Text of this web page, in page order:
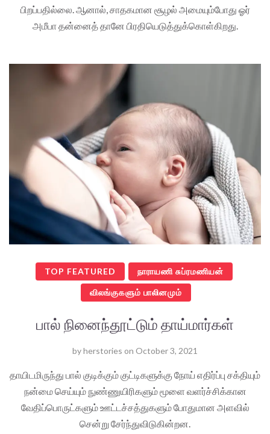
பிறப்பதில்லை. ஆனால், சாதகமான சூழல் அமையும்போது ஓர்
அமீபா தன்னைத் தானே பிரதியெடுத்துக்கொள்கிறது.
TOP FEATURED நாராயணி சுப்ரமணியன்
விலங்குகளும் பாலினமும்
பால் நினைந்தூட்டும் தாய்மார்கள்
byherstories on October 3, 2021
தாயிடமிருந்து பால் குடிக்கும் குட்டிகளுக்கு நோய் எதிர்ப்பு சக்தியும்
நன்மை செய்யும் நுண்ணுயிரிகளும் மூளை வளர்ச்சிக்கான
வேதிப்பொருட்களும் ஊட்டச்சத்துகளும் போதுமான அளவில்
சென்று சேர்ந்துவிடுகின்றன.